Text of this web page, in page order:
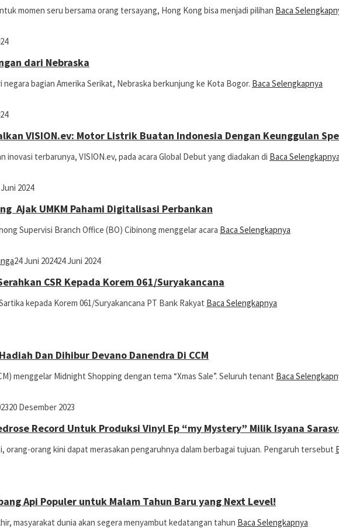
momen seru bersama orang tersayang, Hong Kong bisa menjadi pilihan Baca
dari Nebraska
negara bagian Amerika Serikat, Nebraska berkunjung ke Kota Bogor. Baca Selengkapnya
VISION.ev: Motor Listrik Buatan Indonesia Dengan Keunggulan
inovasi terbarunya, VISION.ev, pada acara Global Debut yang diadakan di Baca
2024
Ajak UMKM Pahami Digitalisasi Perbankan
Supervisi Branch Office (BO) Cibinong menggelar acara Baca Selengkapnya
24 Juni 202424 Juni 2024
CSR Kepada Korem 061/Suryakancana
kepada Korem 061/Suryakancana PT Bank Rakyat Baca Selengkapnya
Dan Dihibur Devano Danendra Di CCM
menggelar Midnight Shopping dengan tema “Xmas Sale”. Seluruh tenant Baca
20 Desember 2023
Record Untuk Produksi Vinyl Ep “my Mystery” Milik Isyana
orang-orang kini dapat merasakan pengaruhnya dalam berbagai tujuan. Pengaruh tersebut
Api Populer untuk Malam Tahun Baru yang Next Level!
masyarakat dunia akan segera menyambut kedatangan tahun Baca Selengkapnya